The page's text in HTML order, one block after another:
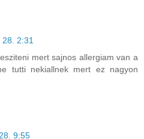
2:31
mert sajnos allergiam van a
tutti nekiallnek mert ez nagyon
9:55